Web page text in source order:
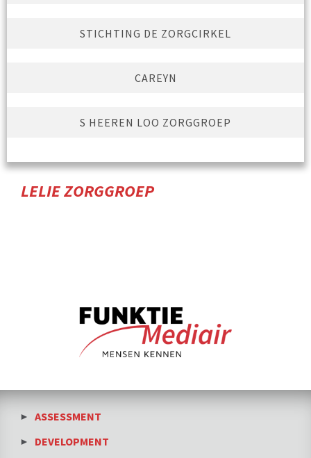
STICHTING DE ZORGCIRKEL
CAREYN
S HEEREN LOO ZORGGROEP
LELIE ZORGGROEP
ASSESSMENT
DEVELOPMENT